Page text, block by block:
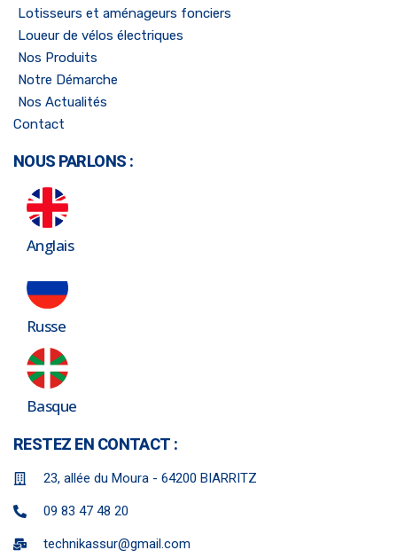
Lotisseurs et aménageurs fonciers
Loueur de vélos électriques
Nos Produits
Notre Démarche
Nos Actualités
Contact
NOUS PARLONS :
Anglais
Russe
Basque
RESTEZ EN CONTACT :
23, allée du Moura - 64200 BIARRITZ
09 83 47 48 20
technikassur@gmail.com